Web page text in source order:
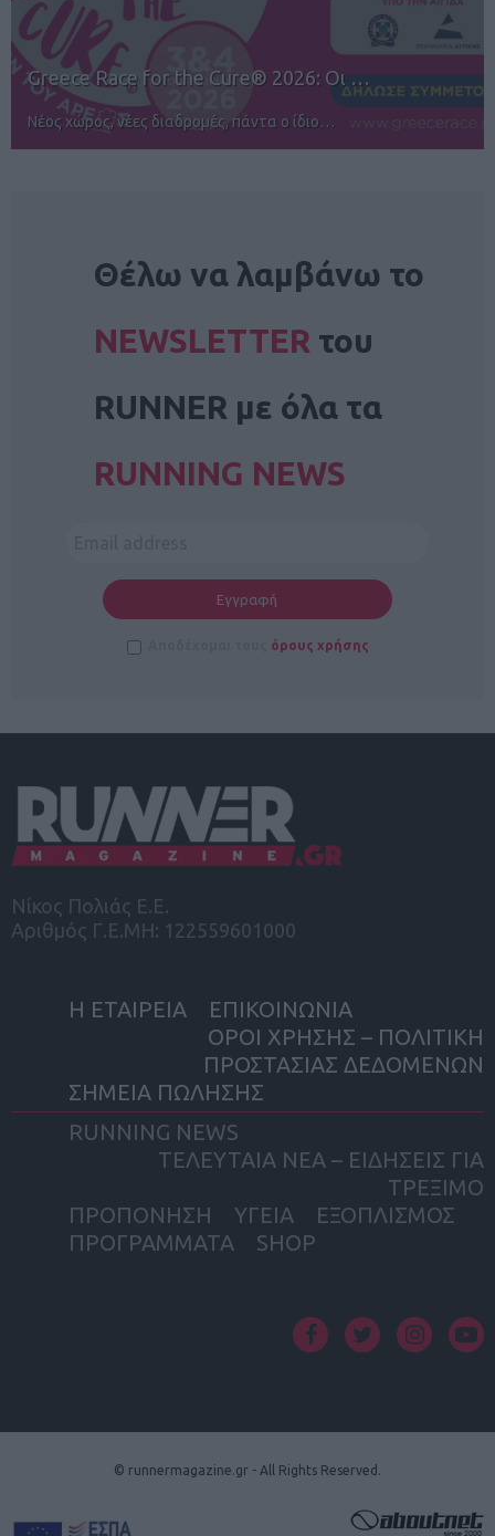
12ος TUI Rhodes Marathon: Άνοιγμα ε…
Αγώνες για όλους στην Ρόδο
Θέλω να λαμβάνω το
NEWSLETTER του
RUNNER με όλα τα
RUNNING NEWS
όρους χρήσης
Νίκος Πολιάς Ε.Ε.
Αριθμός Γ.Ε.ΜΗ: 122559601000
Η ΕΤΑΙΡΕΙΑ
ΕΠΙΚΟΙΝΩΝΙΑ
ΟΡΟΙ ΧΡΗΣΗΣ – ΠΟΛΙΤΙΚΗ
ΠΡΟΣΤΑΣΙΑΣ ΔΕΔΟΜΕΝΩΝ
ΣΗΜΕΙΑ ΠΩΛΗΣΗΣ
RUNNING NEWS
ΤΕΛΕΥΤΑΙΑ ΝΕΑ – ΕΙΔΗΣΕΙΣ ΓΙΑ
ΤΡΕΞΙΜΟ
ΠΡΟΠΟΝΗΣΗ
ΥΓΕΙΑ
ΕΞΟΠΛΙΣΜΟΣ
ΠΡΟΓΡΑΜΜΑΤΑ
SHOP
© runnermagazine.gr - All Rights Reserved.